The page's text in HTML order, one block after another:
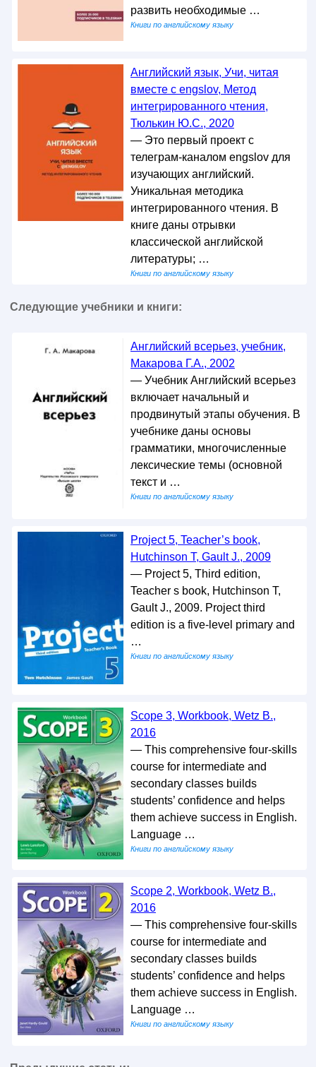
развить необходимые …
Книги по английскому языку
Английский язык, Учи, читая
вместе с engslov, Метод
интегрированного чтения,
Тюлькин Ю.С., 2020
— Это первый проект с
телеграм-каналом engslov для
изучающих английский.
Уникальная методика
интегрированного чтения. В
книге даны отрывки
классической английской
литературы; …
Книги по английскому языку
Следующие учебники и книги:
Английский всерьез, учебник,
Макарова Г.А., 2002
— Учебник Английский всерьез
включает начальный и
продвинутый этапы обучения. В
учебнике даны основы
грамматики, многочисленные
лексические темы (основной
текст и …
Книги по английскому языку
Project 5, Teacher’s book,
Hutchinson T, Gault J., 2009
— Project 5, Third edition,
Teacher s book, Hutchinson T,
Gault J., 2009. Project third
edition is a five-level primary and
…
Книги по английскому языку
Scope 3, Workbook, Wetz B.,
2016
— This comprehensive four-skills
course for intermediate and
secondary classes builds
students’ confidence and helps
them achieve success in English.
Language …
Книги по английскому языку
Scope 2, Workbook, Wetz B.,
2016
— This comprehensive four-skills
course for intermediate and
secondary classes builds
students’ confidence and helps
them achieve success in English.
Language …
Книги по английскому языку